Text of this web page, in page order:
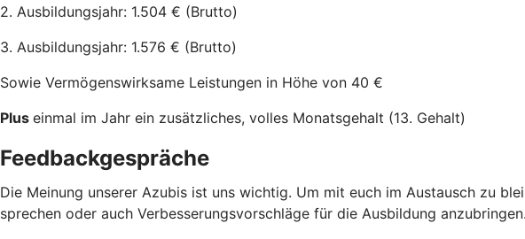
2. Ausbildungsjahr: 1.504 € (Brutto)
3. Ausbildungsjahr: 1.576 € (Brutto)
Sowie Vermögenswirksame Leistungen in Höhe von 40 €
Plus einmal im Jahr ein zusätzliches, volles Monatsgehalt (13. Gehalt)
Feedbackgespräche
Die Meinung unserer Azubis ist uns wichtig. Um mit euch im Austausch zu
sprechen oder auch Verbesserungsvorschläge für die Ausbildung